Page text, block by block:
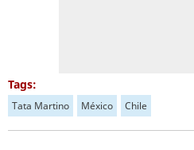
Tags:
Tata Martino México Chile